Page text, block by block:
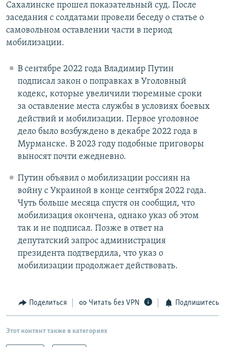
Сахалинске прошел показательный суд. После
заседания с солдатами провели беседу о статье о
самовольном оставлении части в период
мобилизации.
В сентябре 2022 года Владимир Путин
подписал закон о поправках в Уголовный
кодекс, которые увеличили тюремные сроки
за оставление места службы в условиях боевых
действий и мобилизации. Первое уголовное
дело было возбуждено в декабре 2022 года в
Мурманске. В 2023 году подобные приговоры
выносят почти ежедневно.
Путин объявил о мобилизации россиян на
войну с Украиной в конце сентября 2022 года.
Чуть больше месяца спустя он сообщил, что
мобилизация окончена, однако указ об этом
так и не подписал. Позже в ответ на
депутатский запрос администрация
президента подтвердила, что указ о
мобилизации продолжает действовать.
Поделиться Читать без VPN Подпишитесь
Этот контент также в категориях